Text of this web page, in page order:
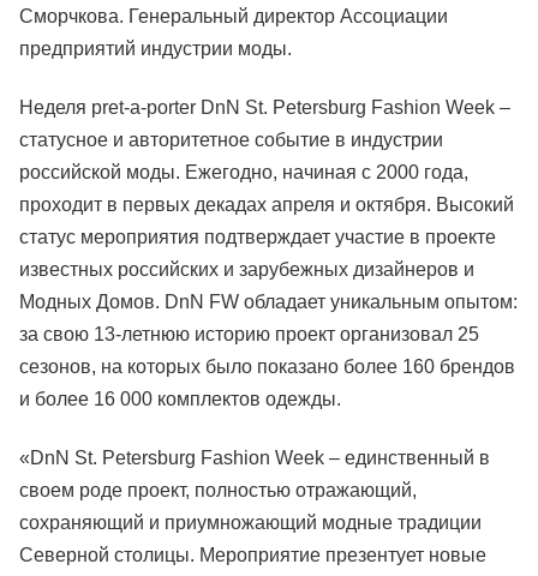
Сморчкова. Генеральный директор Ассоциации
предприятий индустрии моды.
Неделя pret-a-porter DnN St. Petersburg Fashion Week –
статусное и авторитетное событие в индустрии
российской моды. Ежегодно, начиная с 2000 года,
проходит в первых декадах апреля и октября. Высокий
статус мероприятия подтверждает участие в проекте
известных российских и зарубежных дизайнеров и
Модных Домов. DnN FW обладает уникальным опытом:
за свою 13-летнюю историю проект организовал 25
сезонов, на которых было показано более 160 брендов
и более 16 000 комплектов одежды.
«DnN St. Petersburg Fashion Week – единственный в
своем роде проект, полностью отражающий,
сохраняющий и приумножающий модные традиции
Северной столицы. Мероприятие презентует новые